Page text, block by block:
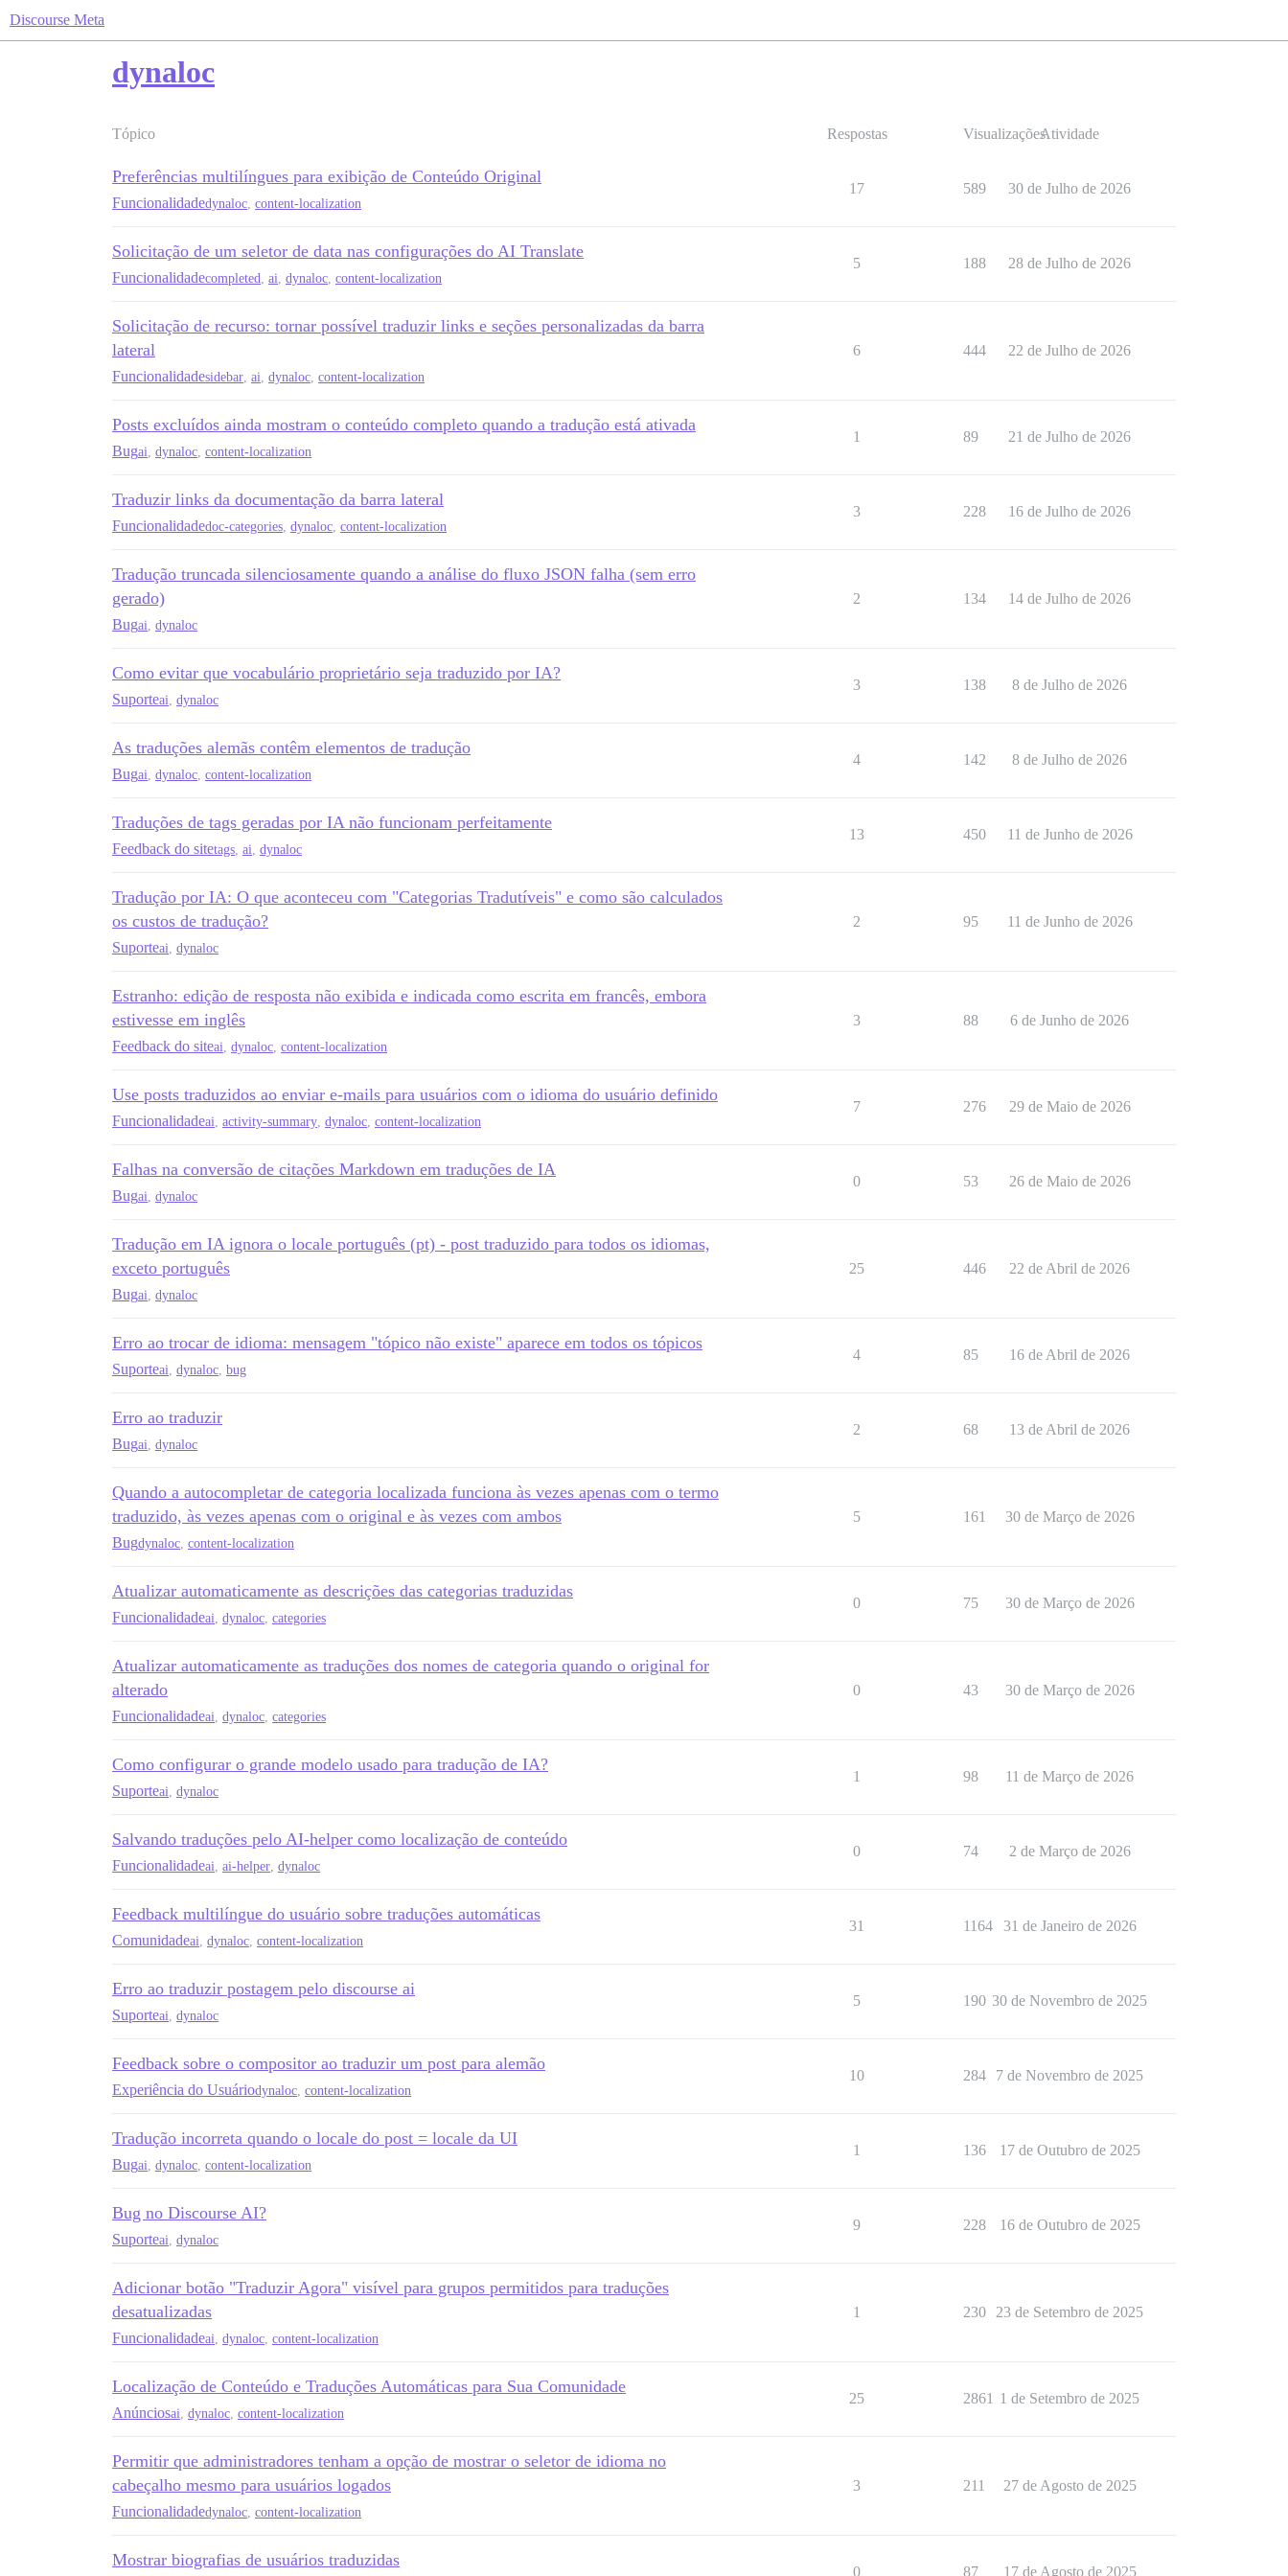
Discourse Meta
dynaloc
Tópico Respostas VisualizaçõesAtividade
Preferências multilíngues para exibição de Conteúdo Original
Funcionalidadedynaloc content-localization
17 589 30 de Julho de 2026
Solicitação de um seletor de data nas configurações do AI Translate
Funcionalidadecompleted ai dynaloc content-localization
5 188 28 de Julho de 2026
Solicitação de recurso: tornar possível traduzir links e seções personalizadas da barra
lateral
Funcionalidadesidebar ai dynaloc content-localization
6 444 22 de Julho de 2026
Posts excluídos ainda mostram o conteúdo completo quando a tradução está ativada
Bugai dynaloc content-localization
1 89 21 de Julho de 2026
Traduzir links da documentação da barra lateral
Funcionalidadedoc-categories dynaloc content-localization
3 228 16 de Julho de 2026
Tradução truncada silenciosamente quando a análise do fluxo JSON falha (sem erro
gerado)
Bugai dynaloc
2 134 14 de Julho de 2026
Como evitar que vocabulário proprietário seja traduzido por IA?
Suporteai dynaloc
3 138 8 de Julho de 2026
As traduções alemãs contêm elementos de tradução
Bugai dynaloc content-localization
4 142 8 de Julho de 2026
Traduções de tags geradas por IA não funcionam perfeitamente
Feedback do sitetags ai dynaloc
13 450 11 de Junho de 2026
Tradução por IA: O que aconteceu com "Categorias Tradutíveis" e como são calculados
os custos de tradução?
Suporteai dynaloc
2 95 11 de Junho de 2026
Estranho: edição de resposta não exibida e indicada como escrita em francês, embora
estivesse em inglês
Feedback do siteai dynaloc content-localization
3 88 6 de Junho de 2026
Use posts traduzidos ao enviar e-mails para usuários com o idioma do usuário definido
Funcionalidadeai activity-summary dynaloc content-localization
7 276 29 de Maio de 2026
Falhas na conversão de citações Markdown em traduções de IA
Bugai dynaloc
0 53 26 de Maio de 2026
Tradução em IA ignora o locale português (pt) - post traduzido para todos os idiomas,
exceto português
Bugai dynaloc
25 446 22 de Abril de 2026
Erro ao trocar de idioma: mensagem "tópico não existe" aparece em todos os tópicos
Suporteai dynaloc bug
4 85 16 de Abril de 2026
Erro ao traduzir
Bugai dynaloc
2 68 13 de Abril de 2026
Quando a autocompletar de categoria localizada funciona às vezes apenas com o termo
traduzido, às vezes apenas com o original e às vezes com ambos
Bugdynaloc content-localization
5 161 30 de Março de 2026
Atualizar automaticamente as descrições das categorias traduzidas
Funcionalidadeai dynaloc categories
0 75 30 de Março de 2026
Atualizar automaticamente as traduções dos nomes de categoria quando o original for
alterado
Funcionalidadeai dynaloc categories
0 43 30 de Março de 2026
Como configurar o grande modelo usado para tradução de IA?
Suporteai dynaloc
1 98 11 de Março de 2026
Salvando traduções pelo AI-helper como localização de conteúdo
Funcionalidadeai ai-helper dynaloc
0 74 2 de Março de 2026
Feedback multilíngue do usuário sobre traduções automáticas
Comunidadeai dynaloc content-localization
31 1164 31 de Janeiro de 2026
Erro ao traduzir postagem pelo discourse ai
Suporteai dynaloc
5 190 30 de Novembro de 2025
Feedback sobre o compositor ao traduzir um post para alemão
Experiência do Usuáriodynaloc content-localization
10 284 7 de Novembro de 2025
Tradução incorreta quando o locale do post = locale da UI
Bugai dynaloc content-localization
1 136 17 de Outubro de 2025
Bug no Discourse AI?
Suporteai dynaloc
9 228 16 de Outubro de 2025
Adicionar botão "Traduzir Agora" visível para grupos permitidos para traduções
desatualizadas
Funcionalidadeai dynaloc content-localization
1 230 23 de Setembro de 2025
Localização de Conteúdo e Traduções Automáticas para Sua Comunidade
Anúnciosai dynaloc content-localization
25 2861 1 de Setembro de 2025
Permitir que administradores tenham a opção de mostrar o seletor de idioma no
cabeçalho mesmo para usuários logados
Funcionalidadedynaloc content-localization
3 211 27 de Agosto de 2025
Mostrar biografias de usuários traduzidas
0 87 17 de Agosto de 2025